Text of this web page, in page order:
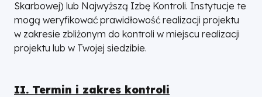
Skarbowej) lub Najwyższą Izbę Kontroli. Instytucje te
mogą weryfikować prawidłowość realizacji projektu
w zakresie zbliżonym do kontroli w miejscu realizacji
projektu lub w Twojej siedzibie.
II. Termin i zakres kontroli